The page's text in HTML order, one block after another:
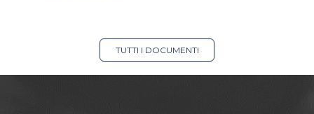
TUTTI I DOCUMENTI